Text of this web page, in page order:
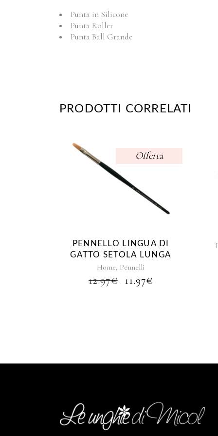
Punta in Silicone
Punta Roller
Punta Ball Grande
PRODOTTI CORRELATI
Offerta
PENNELLO LINGUA DI
GATTO SETOLA LUNGA
Home, Pennelli
12.97€ IL
PREZZO
11.97€